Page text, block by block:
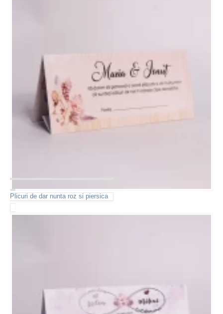
Plicuri de dar nunta roz si piersica